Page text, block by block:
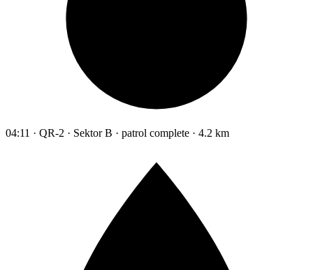
04:11 · QR-2 · Sektor B · patrol complete · 4.2 km